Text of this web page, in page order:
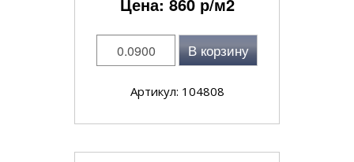
В корзину
Артикул: 104808